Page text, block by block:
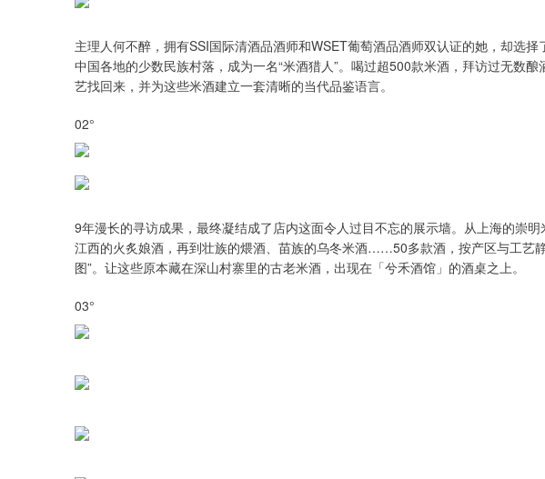
主理人何不醉，拥有SSI国际清酒品酒师和WSET葡萄酒品酒师双认证的她，却选
中国各地的少数民族村落，成为一名“米酒猎人”。喝过超500款米酒，拜访过无数
艺找回来，并为这些米酒建立一套清晰的当代品鉴语言。
02°
9年漫长的寻访成果，最终凝结成了店内这面令人过目不忘的展示墙。从上海的崇明
江西的火炙娘酒，再到壮族的煨酒、苗族的乌冬米酒……50多款酒，按产区与工艺
图”。让这些原本藏在深山村寨里的古老米酒，出现在「兮禾酒馆」的酒桌之上。
03°